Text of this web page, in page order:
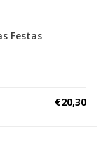
Festas
€20,30